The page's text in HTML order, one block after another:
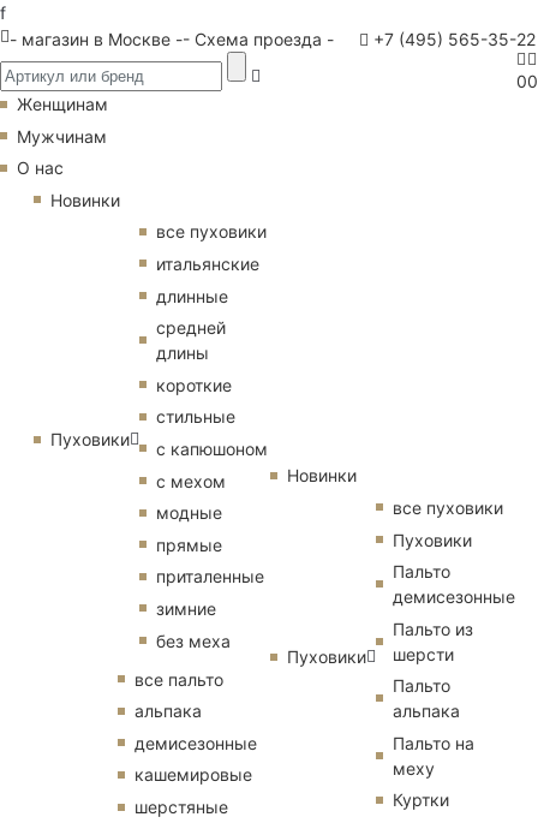
f
- магазин в Москве -- Схема проезда - +7 (495) 565-35-22
00
Женщинам
Мужчинам
О нас
Новинки
Пуховики
все пуховики
итальянские
длинные
средней
длины
короткие
стильные
с капюшоном
с мехом
модные
прямые
приталенные
зимние
без меха
все пальто
альпака
демисезонные
кашемировые
шерстяные
Новинки
Пуховики
все пуховики
Пуховики
Пальто
демисезонные
Пальто из
шерсти
Пальто
альпака
Пальто на
меху
Куртки